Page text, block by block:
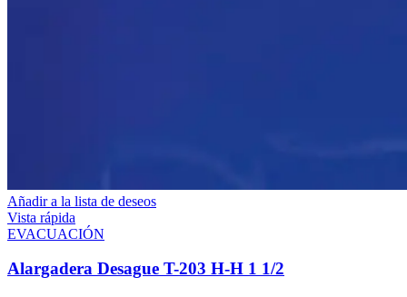
Añadir a la lista de deseos
Vista rápida
EVACUACIÓN
Alargadera Desague T-203 H-H 1 1/2